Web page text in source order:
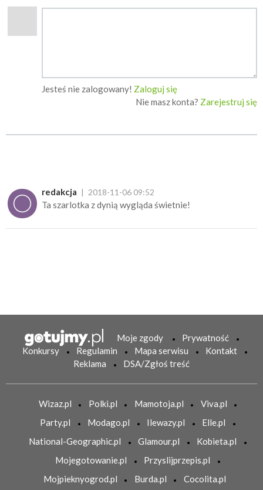
Jesteś nie zalogowany! Zaloguj się
Nie masz konta? Zarejestruj się
redakcja 2018-11-06 09:52
Ta szarlotka z dynią wygląda świetnie!
Moje zgody
Prywatność
Konkursy
Regulamin Mapa serwisu
Kontakt
Reklama
DSA/Zgłoś treść
Wizaz.pl Polki.pl Mamotoja.pl
Viva.pl
Party.pl
Modago.pl Ilewazy.pl
Elle.pl
National-Geographic.pl
Glamour.pl
Kobieta.pl
Mojegotowanie.pl
Przyslijprzepis.pl
Mojpieknyogrod.pl
Burda.pl Cocolita.pl